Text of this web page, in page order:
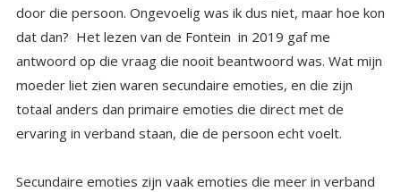
ervaring in verband staan, die de persoon echt voelt.
Secundaire emoties zijn vaak emoties die meer in verband
staan met de gedachten over de ooit ervaren emoties dan
de emotie zelf. Er is als het ware een laag overheen
gelegd. Je voelt dat ook, je wordt niet geraakt door
secundaire emoties, je wordt alleen uitgeput als iemand die
eindeloos over je uitstort. Dat gebeurde dus meestal in
gesprekken met mijn moeder. Grappig van zoiets is dat je
ongewild ook een expert wordt in het herkennen van echte
emoties en de indirecte ‘onechte’ emoties. Op den duur
‘ruik’ je het slachtofferschap al op afstand. En het effect
van het doorzien van het spel, is dat ik er een soort van
allergie voor heb ontwikkeld. Mijn haren gaan ervan